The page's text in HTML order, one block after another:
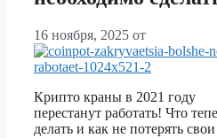
16 ноября, 2025 от
Крипто краны в 2021 году
перестанут работать! Что
делать и как не потерять свои